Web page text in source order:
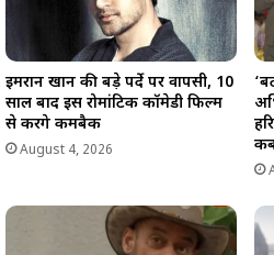
इमरान खान की बड़े पर्दे पर वापसी, 10
साल बाद इस रोमांटिक कॉमेडी फिल्म
से करेंगे कमबैक
August 4, 2026